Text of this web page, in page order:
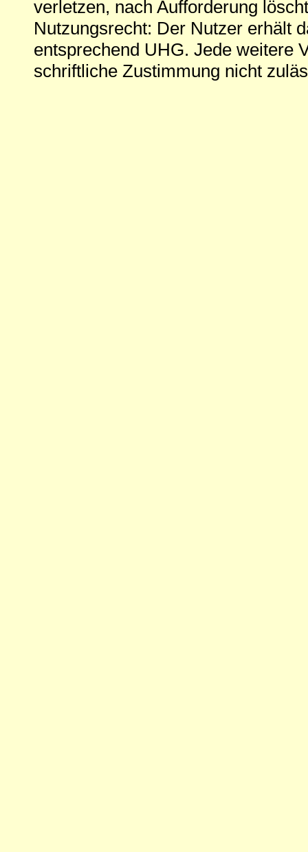
verletzen, nach Aufforderung
Nutzungsrecht: Der Nutzer erhält
entsprechend UHG. Jede weitere
schriftliche Zustimmung nicht